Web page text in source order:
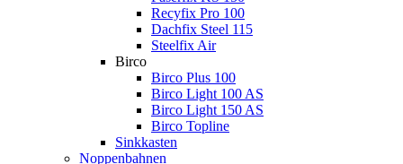
Recyfix Pro 100
Dachfix Steel 115
Steelfix Air
Birco
Birco Plus 100
Birco Light 100 AS
Birco Light 150 AS
Birco Topline
Sinkkasten
Noppenbahnen